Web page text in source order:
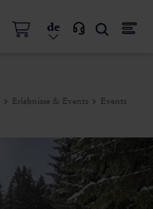
de
Erlebnisse & Events Events